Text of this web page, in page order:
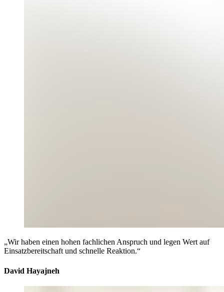
„Wir haben einen hohen fachlichen Anspruch und legen Wert auf
Einsatzbereitschaft und schnelle Reaktion.“
David Hayajneh